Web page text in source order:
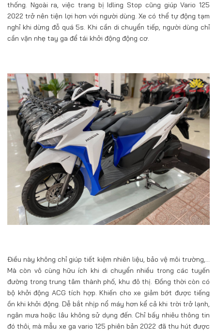
thống. Ngoài ra, việc trang bị Idling Stop cũng giúp Vario 125
2022 trở nên tiện lợi hơn với người dùng. Xe có thể tự động tạm
nghỉ khi dừng đỗ quá 5s. Khi cần di chuyển tiếp, người dùng chỉ
cần vặn nhẹ tay ga để tái khởi động động cơ.
Điều này không chỉ giúp tiết kiệm nhiên liệu, bảo vệ môi trường,…
Mà còn vô cùng hữu ích khi di chuyển nhiều trong các tuyến
đường trong trung tâm thành phố, khu đô thị. Đồng thời còn có
bộ khởi động ACG tích hợp. Khiến cho xe giảm bớt được tiếng
ồn khi khởi động. Dễ bắt nhịp nổ máy hơn kể cả khi trời trở lạnh,
ngân mưa hoặc lâu không sử dụng đến. Chỉ bấy nhiêu thông tin
đó thôi, mà mẫu xe ga vario 125 phiên bản 2022 đã thu hút được